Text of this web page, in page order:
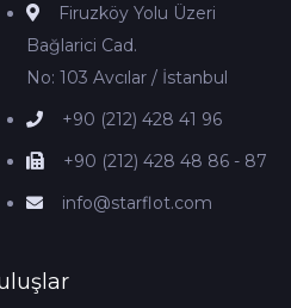
Firuzköy Yolu Üzeri
Bağlarici Cad.
No: 103 Avcılar / İstanbul
+90 (212) 428 41 96
+90 (212) 428 48 86 - 87
info@starflot.com